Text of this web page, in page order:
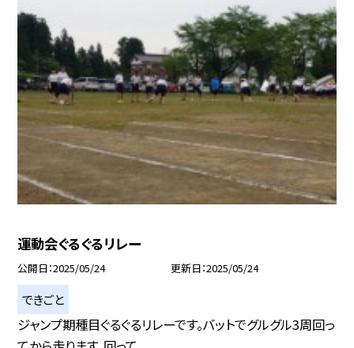
運動会ぐるぐるリレー
公開日 2025/05/24 更新日 2025/05/24
できごと
ジャンプ期種目ぐるぐるリレーです。バットでグルグル3周回っ